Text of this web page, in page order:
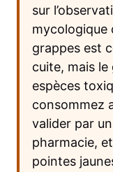
sur
mycologique
grappes est
cuite, mais
espèces
consommez
valider par
pharmacie,
pointes